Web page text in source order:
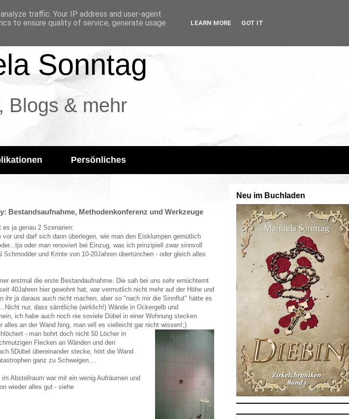
Sonntag
Blogs & mehr
Persönliches
Bestandsaufnahme, Methodenkonferenz und Werkzeuge
ja genau 2 Szenarien:
und darf sich dann überlegen, wie man den Eisklumpen gemütlich
oder man renoviert bei Einzug, was ich prinzipiell zwar sinnvoll
und Krinte von 10-20Jahren übertünchen - oder gleich alles
erstmal die erste Bestandaufnahme. Die sah bei uns sehr ernüchternt
40Jahren hier gewohnt hat, war vermutlich nicht mehr auf der Höhe und
ihr ja daraus auch nicht machen, aber so "nach mir die Sinnflut" hätte es
nur, dass sämtliche (wirklich!) Wände in Ockergelb und
ich habe auch noch nie soviele Dübel in einer Wohnung stecken
alles an der Wand hing, man will es vielleicht gar nicht wissen!;)
- man bohrt doch nicht 50 Löcher in
Flecken an Wänden und den
5Dübel übereinander stecke, hört die Wand
ganz zu Schweigen....
Abstellraum war mit ein wenig Aufräumen und
wieder alles gut - siehe
Neu im Buchladen
traffic. Your IP address and user-agent
to ensure quality of service, generate usage
LEARN MORE GOT IT